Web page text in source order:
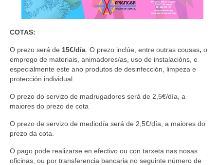
COTAS:
O prezo será de 15€/día . O prezo inclúe, entre outras cousas, o
emprego de materiais, animadores/as, uso de instalacións, e
especialmente este ano produtos de desinfección, limpeza e
protección individual.
O prezo do servizo de madrugadores será de 2,5€/día, a
maiores do prezo de cota
O prezo de servizo de mediodía será de 2,5€/día, a maiores do
prezo da cota.
O pago pode realizarse en efectivo ou con tarxeta nas nosas
oficinas, ou por transferencia bancaria no seguinte número de